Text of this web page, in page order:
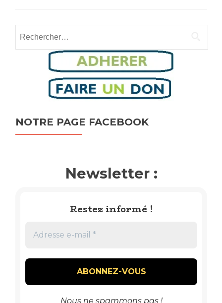
NOTRE PAGE FACEBOOK
Newsletter :
Restez informé !
Nous ne spammons pas !